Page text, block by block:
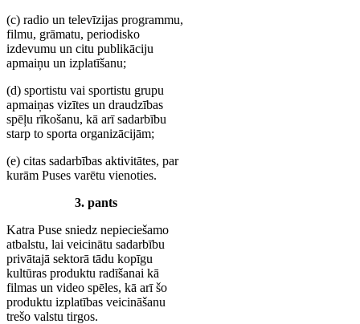
(c) radio un televīzijas programmu,
filmu, grāmatu, periodisko
izdevumu un citu publikāciju
apmaiņu un izplatīšanu;
(d) sportistu vai sportistu grupu
apmaiņas vizītes un draudzības
spēļu rīkošanu, kā arī sadarbību
starp to sporta organizācijām;
(e) citas sadarbības aktivitātes, par
kurām Puses varētu vienoties.
3. pants
Katra Puse sniedz nepieciešamo
atbalstu, lai veicinātu sadarbību
privātajā sektorā tādu kopīgu
kultūras produktu radīšanai kā
filmas un video spēles, kā arī šo
produktu izplatības veicināšanu
trešo valstu tirgos.